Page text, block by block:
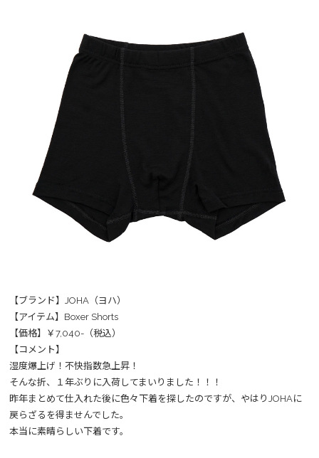
【ブランド】JOHA（ヨハ）
【アイテム】Boxer Shorts
【価格】￥7,040-（税込）
【コメント】
湿度爆上げ！不快指数急上昇！
そんな折、１年ぶりに入荷してまいりました！！！
昨年まとめて仕入れた後に色々下着を探したのですが、やはりJOHAに
戻らざるを得ませんでした。
本当に素晴らしい下着です。